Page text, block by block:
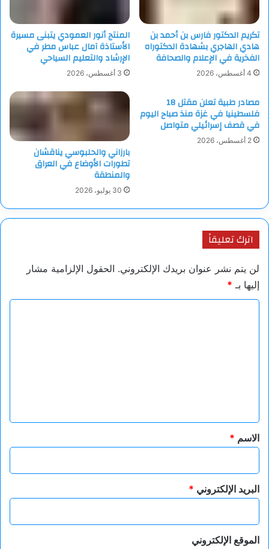
تكريم الدكتور فارس بن أحمد بن
هادي الهاجري بشهادة الدكتوراه
الفخرية في الإعلام والصحافة
4 أغسطس، 2026
المنتج أنور العمودي يتبنى مسيرة
الأستاذة آمال عباس مطر في
الإرشاد والتعليم السياحي
3 أغسطس، 2026
مصادر طبية تعلن مقتل 18
فلسطينيا في غزة منذ صباح اليوم
في قصف إسرائيلي متواصل
2 أغسطس، 2026
بارزاني والحلبوسي يناقشان
تطورات الأوضاع في العراق
والمنطقة
30 يوليو، 2026
اترك تعليقاً
لن يتم نشر عنوان بريدك الإلكتروني. الحقول الإلزامية مشار
إليها بـ *
*
الاسم *
البريد الإلكتروني *
الموقع الإلكتروني